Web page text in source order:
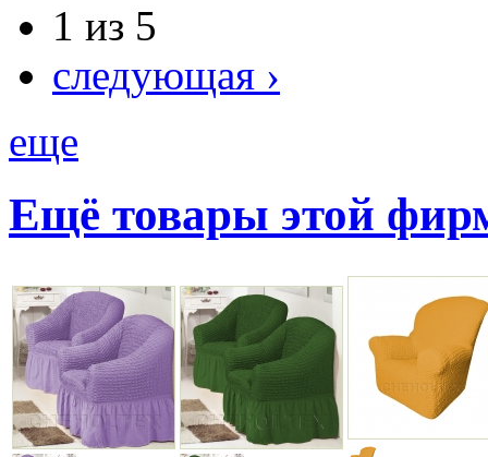
1 из 5
следующая ›
еще
Ещё товары этой